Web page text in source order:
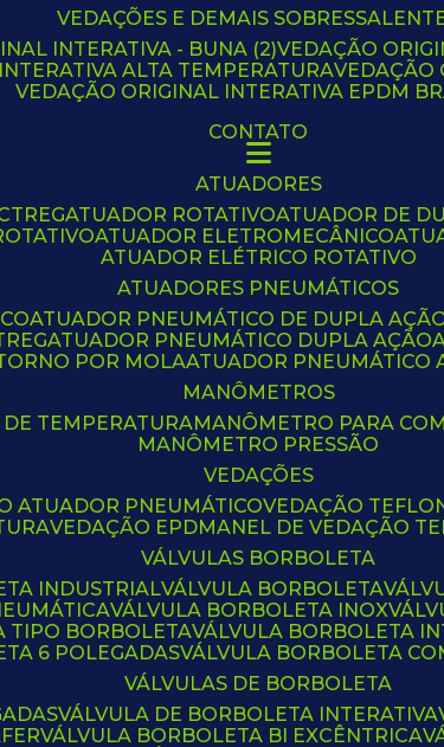
VEDAÇÕES E DEMAIS
INTERATIVA - BUNA (2)
VEDAÇÃO
ALTA TEMPERATURA
VEDAÇÃO ORIGINAL INTERATIVA EPDM
CONTATO
ATUADORES
ATUADOR ROTATIVO ATUADOR DE
ATUADOR ELETROMECÂNICO
ATUADOR ELÉTRICO ROTATIVO
ATUADORES PNEUMÁTICOS
ATUADOR PNEUMÁTICO DE DUPLA
ATUADOR PNEUMÁTICO DUPLA AÇÃO
POR MOLA ATUADOR PNEUMÁTICO
MANÔMETROS
DE TEMPERATURA MANÔMETRO PARA
MANÔMETRO PRESSÃO
VEDAÇÕES
ATUADOR PNEUMÁTICO VEDAÇÃO
VEDAÇÃO EPDM ANEL DE VEDAÇÃO
VÁLVULAS BORBOLETA
INDUSTRIAL VÁLVULA BORBOLETA
VÁLVULA BORBOLETA INOX
TIPO BORBOLETA VÁLVULA BORBOLETA
6 POLEGADAS VÁLVULA BORBOLETA
VÁLVULAS DE BORBOLETA
VÁLVULA DE BORBOLETA INTERATIVA
VÁLVULA BORBOLETA BI EXCÊNTRICA